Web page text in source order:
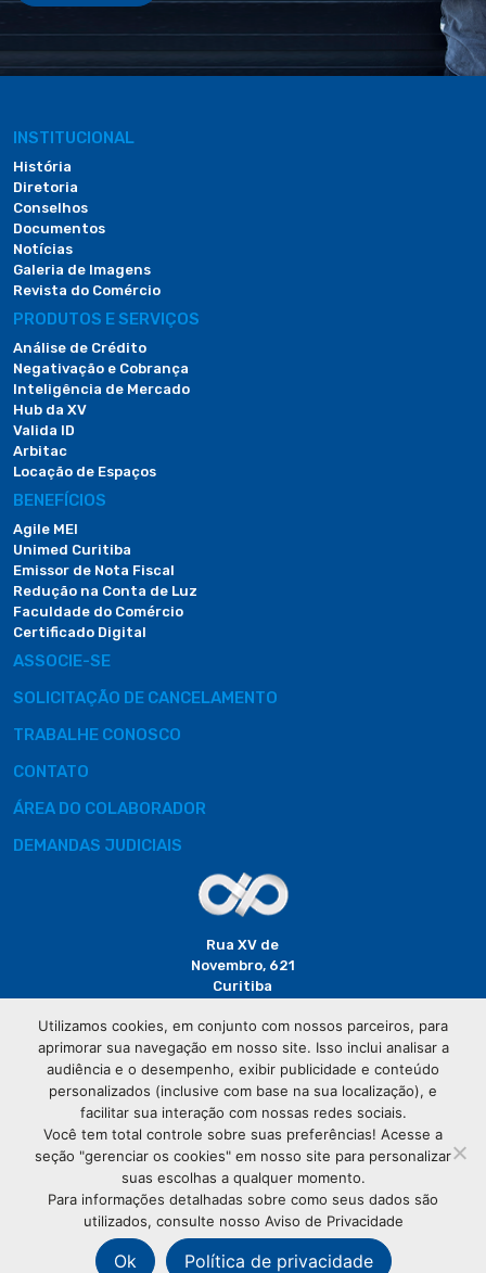
INSTITUCIONAL
História
Diretoria
Conselhos
Documentos
Notícias
Galeria de Imagens
Revista do Comércio
PRODUTOS E SERVIÇOS
Análise de Crédito
Negativação e Cobrança
Inteligência de Mercado
Hub da XV
Valida ID
Arbitac
Locação de Espaços
BENEFÍCIOS
Agile MEI
Unimed Curitiba
Emissor de Nota Fiscal
Redução na Conta de Luz
Faculdade do Comércio
Certificado Digital
ASSOCIE-SE
SOLICITAÇÃO DE CANCELAMENTO
TRABALHE CONOSCO
CONTATO
ÁREA DO COLABORADOR
DEMANDAS JUDICIAIS
Rua XV de
Novembro, 621
Curitiba
(41) 3320-
2929
© CopyrightAssociação Comercial do Paraná - Todos os
direitos reservados
76.583.004/0001-01
Utilizamos cookies, em conjunto com nossos parceiros, para
aprimorar sua navegação em nosso site. Isso inclui analisar a
audiência e o desempenho, exibir publicidade e conteúdo
personalizados (inclusive com base na sua localização), e
facilitar sua interação com nossas redes sociais.
Você tem total controle sobre suas preferências! Acesse a
seção "gerenciar os cookies" em nosso site para personalizar
suas escolhas a qualquer momento.
Para informações detalhadas sobre como seus dados são
utilizados, consulte nosso Aviso de Privacidade
Ok Política de privacidade